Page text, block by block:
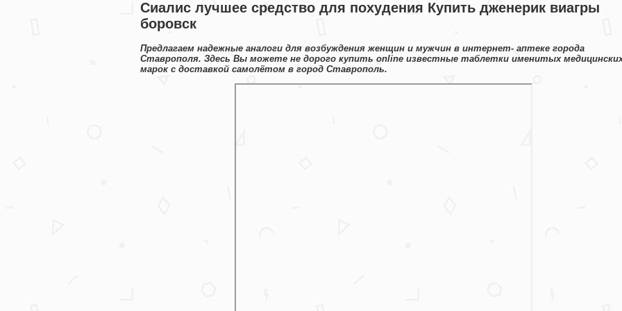
Сиалис лучшее средство для похудения Купить дженерик виагры
боровск
Предлагаем надежные аналоги для возбуждения женщин и мужчин в интернет- аптеке города
Ставрополя. Здесь Вы можете не дорого купить online известные таблетки именитых
марок с доставкой самолётом в город Ставрополь.